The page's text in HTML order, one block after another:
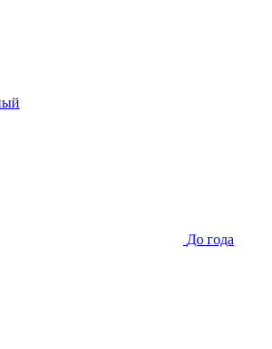
До года